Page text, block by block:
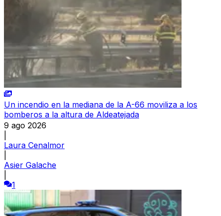
Un incendio en la mediana de la A-66 moviliza a los
bomberos a la altura de Aldeatejada
9 ago 2026
Laura Cenalmor
Asier Galache
1